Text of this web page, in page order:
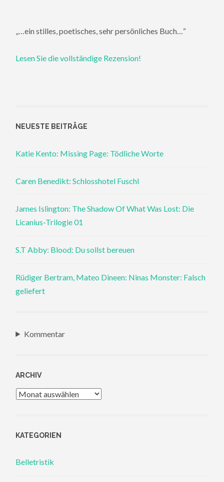
„…ein stilles, poetisches, sehr persönliches Buch…“
Lesen Sie die vollständige Rezension!
NEUESTE BEITRÄGE
Katie Kento: Missing Page: Tödliche Worte
Caren Benedikt: Schlosshotel Fuschl
James Islington: The Shadow Of What Was Lost: Die
Licanius-Trilogie 01
S.T Abby: Blood: Du sollst bereuen
Rüdiger Bertram, Mateo Dineen: Ninas Monster: Falsch
geliefert
Kommentar
ARCHIV
Archiv
KATEGORIEN
Belletristik